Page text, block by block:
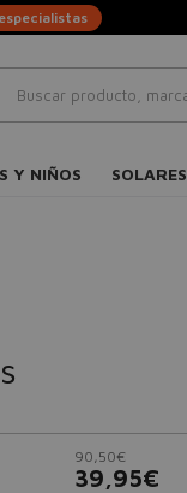
Y NIÑOS SOLARES
90,50€
39,95€